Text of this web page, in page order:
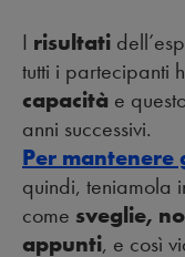
I risultati
tutti i partecipanti
capacità e
anni successivi.
Per mantenere
quindi, teniamola
come sveglie,
appunti, e così